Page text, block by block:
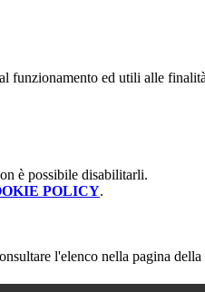
funzionamento ed utili alle
è possibile disabilitarli.
POLICY.
l'elenco nella pagina